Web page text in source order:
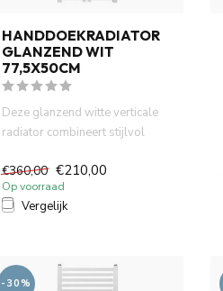
HANDDOEKRADIATOR
GLANZEND WIT
77,5X50CM
Deze glanzend witte verticale
radiator combineert stijlvol
€360,00 €210,00
Op voorraad
Vergelijk
-30%